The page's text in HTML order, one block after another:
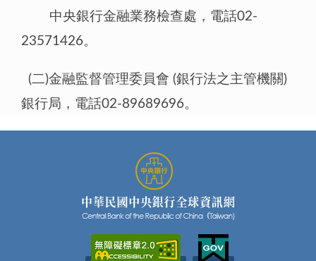
中央銀行金融業務檢查處，電話02-
23571426。
(二)金融監督管理委員會 (銀行法之主管機關)
銀行局，電話02-89689696。